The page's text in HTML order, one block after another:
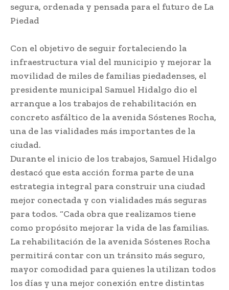
segura, ordenada y pensada para el futuro de La
Piedad
Con el objetivo de seguir fortaleciendo la
infraestructura vial del municipio y mejorar la
movilidad de miles de familias piedadenses, el
presidente municipal Samuel Hidalgo dio el
arranque a los trabajos de rehabilitación en
concreto asfáltico de la avenida Sóstenes Rocha,
una de las vialidades más importantes de la
ciudad.
Durante el inicio de los trabajos, Samuel Hidalgo
destacó que esta acción forma parte de una
estrategia integral para construir una ciudad
mejor conectada y con vialidades más seguras
para todos. “Cada obra que realizamos tiene
como propósito mejorar la vida de las familias.
La rehabilitación de la avenida Sóstenes Rocha
permitirá contar con un tránsito más seguro,
mayor comodidad para quienes la utilizan todos
los días y una mejor conexión entre distintas